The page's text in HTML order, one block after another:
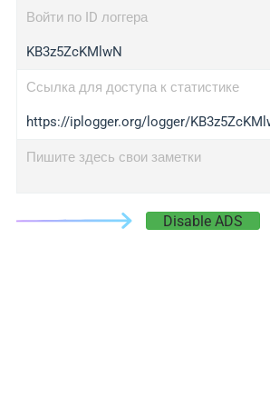
Войти по ID логгера
KB3z5ZcKMlwN
Ссылка для доступа к статистике
https://iplogger.org/logger/
Пишите здесь свои заметки
Disable ADS